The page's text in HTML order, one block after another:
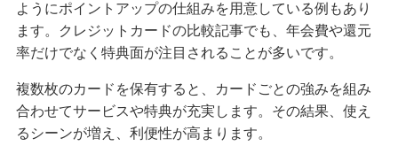
海外旅行におすすめのクレジットカードとは？選
ぶポイントや注意点を解説
高校生はクレジットカードに申し込めない！カー
ドを持つための代替手段と注意点を解説
ようにポイントアップの仕組みを用意している例もあり
ます。クレジットカードの比較記事でも、年会費や還元
率だけでなく特典面が注目されることが多いです。
複数枚のカードを保有すると、カードごとの強みを組み
合わせてサービスや特典が充実します。その結果、使え
るシーンが増え、利便性が高まります。